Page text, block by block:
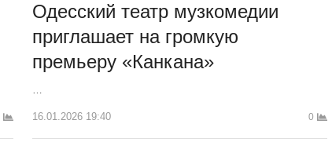
Одесский театр музкомедии
приглашает на громкую
премьеру «Канкана»
…
16.01.2026 19:40 0